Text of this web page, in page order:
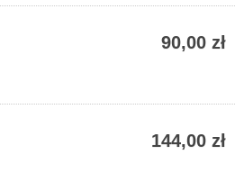
90,00 zł
144,00 zł